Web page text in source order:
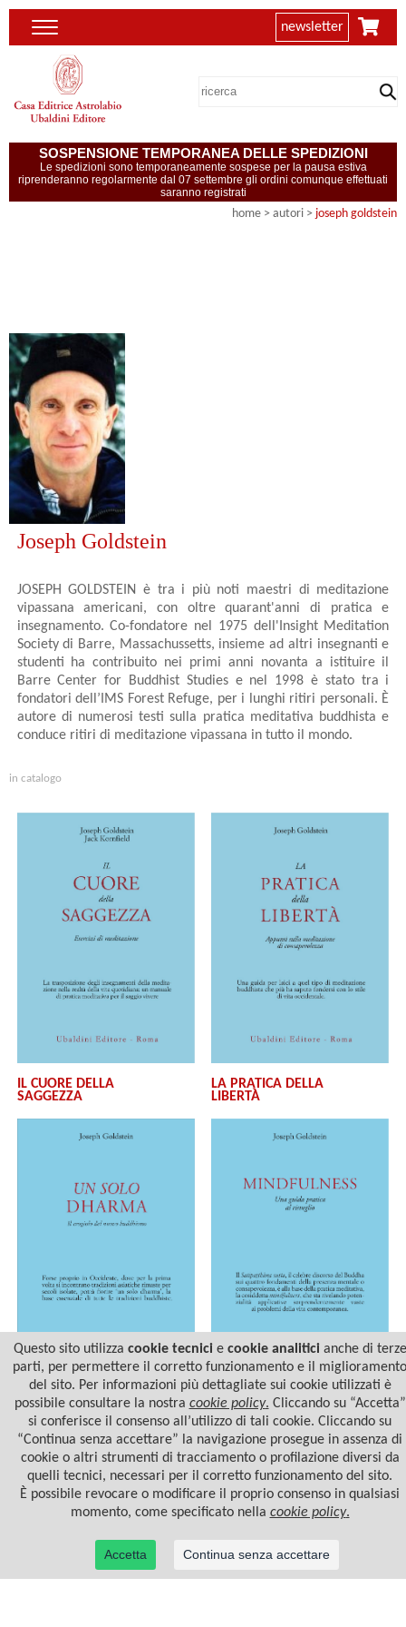
newsletter
SOSPENSIONE TEMPORANEA DELLE SPEDIZIONI
Le spedizioni sono temporaneamente sospese per la pausa estiva
riprenderanno regolarmente dal 07 settembre gli ordini comunque effettuati
saranno registrati
home > autori > joseph goldstein
Joseph Goldstein
JOSEPH GOLDSTEIN è tra i più noti maestri di meditazione
vipassana americani, con oltre quarant'anni di pratica e
insegnamento. Co-fondatore nel 1975 dell'Insight Meditation
Society di Barre, Massachussetts, insieme ad altri insegnanti e
studenti ha contribuito nei primi anni novanta a istituire il
Barre Center for Buddhist Studies e nel 1998 è stato tra i
fondatori dell’IMS Forest Refuge, per i lunghi ritiri personali. È
autore di numerosi testi sulla pratica meditativa buddhista e
conduce ritiri di meditazione vipassana in tutto il mondo.
in catalogo
IL CUORE DELLA
SAGGEZZA
LA PRATICA DELLA
LIBERTÀ
UN SOLO DHARMA MINDFULNESS
Questo sito utilizza cookie tecnicie cookie analiticianche di terze
parti, per permettere il corretto funzionamento e il miglioramento
del sito. Per informazioni più dettagliate sui cookie utilizzati è
possibile consultare la nostra cookie policy. Cliccando su “Accetta”
si conferisce il consenso all’utilizzo di tali cookie. Cliccando su
“Continua senza accettare” la navigazione prosegue in assenza di
cookie o altri strumenti di tracciamento o profilazione diversi da
quelli tecnici, necessari per il corretto funzionamento del sito.
È possibile revocare o modificare il proprio consenso in qualsiasi
momento, come specificato nella cookie policy.
Accetta Continua senza accettare